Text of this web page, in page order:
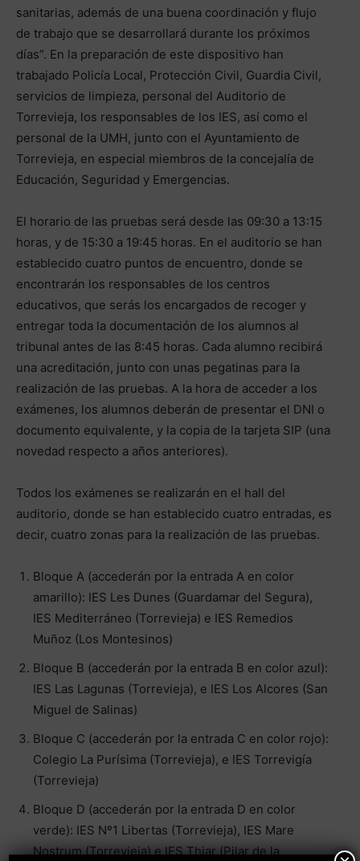
sanitarias, además de una buena coordinación y flujo
de trabajo que se desarrollará durante los próximos
días”. En la preparación de este dispositivo han
trabajado Policía Local, Protección Civil, Guardia Civil,
servicios de limpieza, personal del Auditorio de
Torrevieja, los responsables de los IES, así como el
personal de la UMH, junto con el Ayuntamiento de
Torrevieja, en especial miembros de la concejalía de
Educación, Seguridad y Emergencias.
El horario de las pruebas será desde las 09:30 a 13:15
horas, y de 15:30 a 19:45 horas. En el auditorio se han
establecido cuatro puntos de encuentro, donde se
encontrarán los responsables de los centros
educativos, que serás los encargados de recoger y
entregar toda la documentación de los alumnos al
tribunal antes de las 8:45 horas. Cada alumno recibirá
una acreditación, junto con unas pegatinas para la
realización de las pruebas. A la hora de acceder a los
exámenes, los alumnos deberán de presentar el DNI o
documento equivalente, y la copia de la tarjeta SIP (una
novedad respecto a años anteriores).
Todos los exámenes se realizarán en el hall del
auditorio, donde se han establecido cuatro entradas, es
decir, cuatro zonas para la realización de las pruebas.
Bloque A (accederán por la entrada A en color
amarillo): IES Les Dunes (Guardamar del Segura),
IES Mediterráneo (Torrevieja) e IES Remedios
Muñoz (Los Montesinos)
Bloque B (accederán por la entrada B en color azul):
IES Las Lagunas (Torrevieja), e IES Los Alcores (San
Miguel de Salinas)
Bloque C (accederán por la entrada C en color rojo):
Colegio La Purísima (Torrevieja), e IES Torrevigía
(Torrevieja)
Bloque D (accederán por la entrada D en color
verde): IES Nº1 Libertas (Torrevieja), IES Mare
Nostrum (Torrevieja) e IES Thiar (Pilar de la